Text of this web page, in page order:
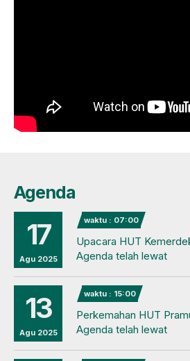
Agenda
17
Agu 2025
waktu : 07:00
Upacara HUT
Agenda telah lewat
13
Agu 2025
waktu : 15:00
Perkemahan HUT
Agenda telah lewat